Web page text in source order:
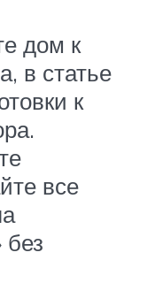
дом к
в статье
к
все